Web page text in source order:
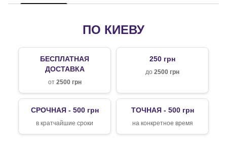
ПО КИЕВУ
БЕСПЛАТНАЯ
ДОСТАВКА
от 2500 грн
250 грн
до 2500 грн
СРОЧНАЯ - 500 грн
в кратчайшие сроки
ТОЧНАЯ - 500 грн
на конкретное время